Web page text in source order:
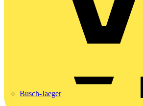
Busch-Jaeger